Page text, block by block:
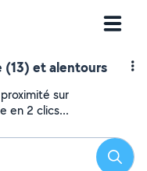
(13) et alentours
sur
en 2 clics...